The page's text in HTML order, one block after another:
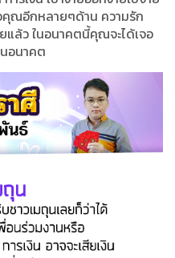
คุณอีกหลายๆด้าน ความรัก
ล้ว ในอนาคตนี้คุณจะได้เจอ
อนาคต